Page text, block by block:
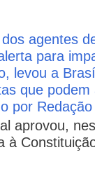
agentes
para
levou a
que
por
aprovou,
à